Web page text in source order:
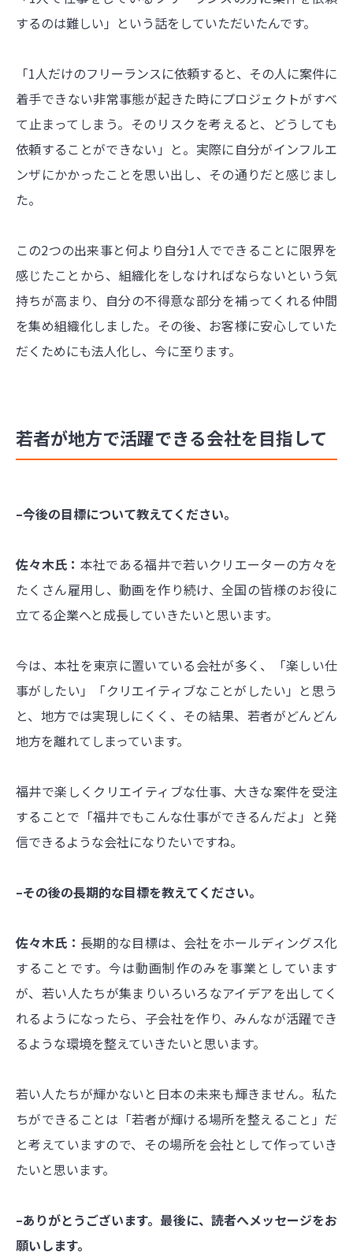
するのは難しい」という話をしていただいたんです。
「1人だけのフリーランスに依頼すると、その人に案件に
着手できない非常事態が起きた時にプロジェクトがすべ
て止まってしまう。そのリスクを考えると、どうしても
依頼することができない」と。実際に自分がインフルエ
ンザにかかったことを思い出し、その通りだと感じまし
た。
この2つの出来事と何より自分1人でできることに限界を
感じたことから、組織化をしなければならないという気
持ちが高まり、自分の不得意な部分を補ってくれる仲間
を集め組織化しました。その後、お客様に安心していた
だくためにも法人化し、今に至ります。
若者が地方で活躍できる会社を目指して
–今後の目標について教えてください。
佐々木氏： 本社である福井で若いクリエーターの方々を
たくさん雇用し、動画を作り続け、全国の皆様のお役に
立てる企業へと成長していきたいと思います。
今は、本社を東京に置いている会社が多く、「楽しい仕
事がしたい」「クリエイティブなことがしたい」と思う
と、地方では実現しにくく、その結果、若者がどんどん
地方を離れてしまっています。
福井で楽しくクリエイティブな仕事、大きな案件を受注
することで「福井でもこんな仕事ができるんだよ」と発
信できるような会社になりたいですね。
–その後の長期的な目標を教えてください。
佐々木氏： 長期的な目標は、会社をホールディングス化
することです。今は動画制作のみを事業としています
が、若い人たちが集まりいろいろなアイデアを出してく
れるようになったら、子会社を作り、みんなが活躍でき
るような環境を整えていきたいと思います。
若い人たちが輝かないと日本の未来も輝きません。私た
ちができることは「若者が輝ける場所を整えること」だ
と考えていますので、その場所を会社として作っていき
たいと思います。
–ありがとうございます。最後に、読者へメッセージをお
願いします。